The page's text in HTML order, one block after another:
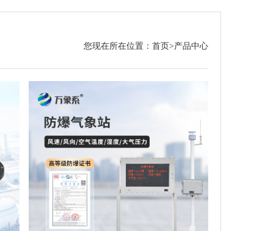
您现在所在位置： 首页>产品中心